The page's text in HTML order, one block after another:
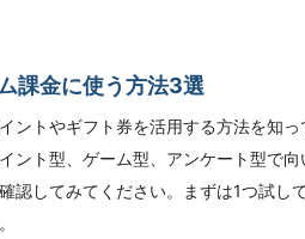
課金に使う方法3選
ントやギフト券を活用する方法を知
ント型、ゲーム型、アンケート型で向
認してみてください。まずは1つ試し